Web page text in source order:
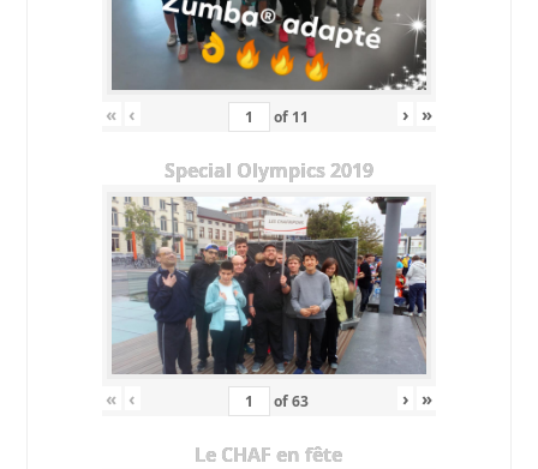
« ‹ of 11 › »
Special Olympics 2019
« ‹ of63 › »
Le CHAF en fête